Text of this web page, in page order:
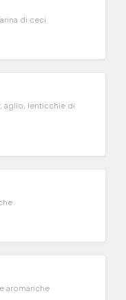
di ceci
aglio, lenticchie di
aromariche